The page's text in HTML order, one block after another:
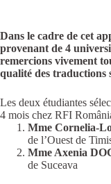
Dans le cadre de cet
provenant de 4
remercions vivement
qualité des traductions
Les deux étudiantes
4 mois chez RFI
Mme Cornelia-
de l’Ouest de
Mme Axenia
de Suceava